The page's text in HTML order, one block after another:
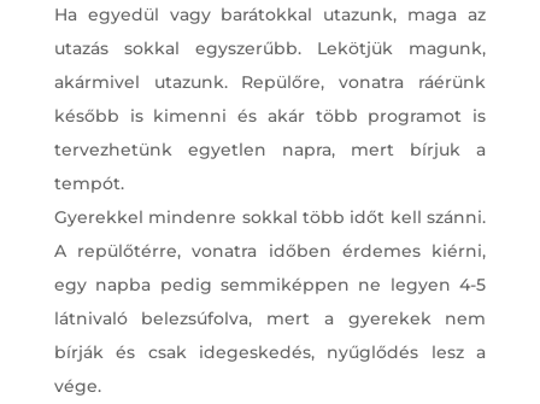
Ha egyedül vagy barátokkal utazunk, maga az
utazás sokkal egyszerűbb. Lekötjük magunk,
akármivel utazunk. Repülőre, vonatra ráérünk
később is kimenni és akár több programot is
tervezhetünk egyetlen napra, mert bírjuk a
tempót.
Gyerekkel mindenre sokkal több időt kell szánni.
A repülőtérre, vonatra időben érdemes kiérni,
egy napba pedig semmiképpen ne legyen 4-5
látnivaló belezsúfolva, mert a gyerekek nem
bírják és csak idegeskedés, nyűglődés lesz a
vége.